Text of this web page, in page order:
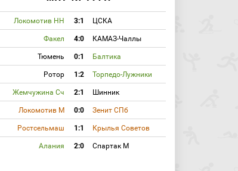
Локомотив НН 3:1 ЦСКА
Факел 4:0 КАМАЗ-Чаллы
Тюмень 0:1 Балтика
Ротор 1:2 Торпедо-Лужники
Жемчужина Сч 2:1 Шинник
Локомотив М 0:0 Зенит СПб
Ростсельмаш 1:1 Крылья Советов
Алания 2:0 Спартак М